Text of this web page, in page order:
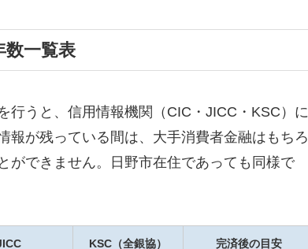
数一覧表
行うと、信用情報機関（CIC・JICC・KSC）に
報が残っている間は、大手消費者金融はもちろ
ができません。日野市在住であっても同様で
KSC（全銀協） 完済後の目安